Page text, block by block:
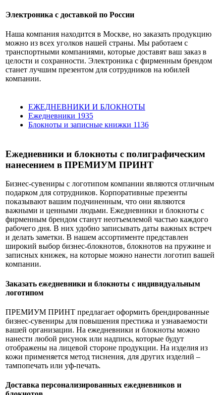
Электроника с доставкой по России
Наша компания находится в Москве, но заказать продукцию
можно из всех уголков нашей страны. Мы работаем с
транспортными компаниями, которые доставят ваш заказ в
целости и сохранности. Электроника с фирменным брендом
станет лучшим презентом для сотрудников на юбилей
компании.
ЕЖЕДНЕВНИКИ И БЛОКНОТЫ
Ежедневники 1935
Блокноты и записные книжки 1136
Ежедневники и блокноты с полиграфическим
нанесением в ПРЕМИУМ ПРИНТ
Бизнес-сувениры с логотипом компании являются отличным
подарком для сотрудников. Корпоративные презенты
показывают вашим подчиненным, что они являются
важными и ценными людьми. Ежедневники и блокноты с
фирменным брендом станут неотъемлемой частью каждого
рабочего дня. В них удобно записывать даты важных встреч
и делать заметки. В нашем ассортименте представлен
широкий выбор бизнес-блокнотов, блокнотов на пружине и
записных книжек, на которые можно нанести логотип вашей
компании.
Заказать ежедневники и блокноты с индивидуальным
логотипом
ПРЕМИУМ ПРИНТ предлагает оформить брендированные
бизнес-сувениры для повышения престижа и узнаваемости
вашей организации. На ежедневники и блокноты можно
нанести любой рисунок или надпись, которые будут
отображены на лицевой стороне продукции. На изделия из
кожи применяется метод тиснения, для других изделий –
тампопечать или уф-печать.
Доставка персонализированных ежедневников и